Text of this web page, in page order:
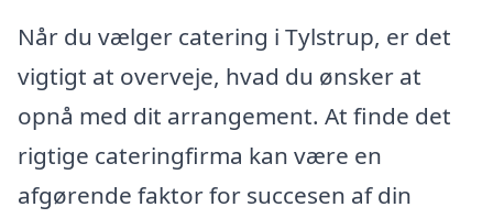
Når du vælger catering i Tylstrup, er det
vigtigt at overveje, hvad du ønsker at
opnå med dit arrangement. At finde det
rigtige cateringfirma kan være en
afgørende faktor for succesen af din